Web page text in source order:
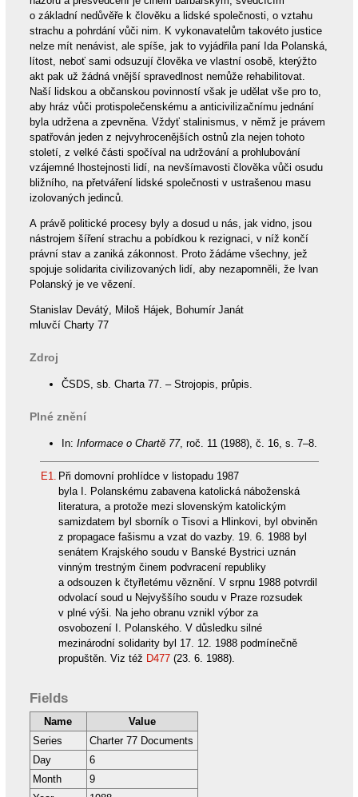
o základní nedůvěře k člověku a lidské společnosti, o vztahu
strachu a pohrdání vůči nim. K vykonavatelům takovéto justice
nelze mít nenávist, ale spíše, jak to vyjádřila paní Ida Polanská,
lítost, neboť sami odsuzují člověka ve vlastní osobě, kterýžto
akt pak už žádná vnější spravedlnost nemůže rehabilitovat.
Naší lidskou a občanskou povinností však je udělat vše pro to,
aby hráz vůči protispolečenskému a anticivilizačnímu jednání
byla udržena a zpevněna. Vždyť stalinismus, v němž je právem
spatřován jeden z nejvyhrocenějších ostnů zla nejen tohoto
století, z velké části spočíval na udržování a prohlubování
vzájemné lhostejnosti lidí, na nevšímavosti člověka vůči osudu
bližního, na přetváření lidské společnosti v ustrašenou masu
izolovaných jedinců.
A právě politické procesy byly a dosud u nás, jak vidno, jsou
nástrojem šíření strachu a pobídkou k rezignaci, v níž končí
právní stav a zaniká zákonnost. Proto žádáme všechny, jež
spojuje solidarita civilizovaných lidí, aby nezapomněli, že Ivan
Polanský je ve vězení.
Stanislav Devátý, Miloš Hájek, Bohumír Janát
mluvčí Charty 77
Zdroj
ČSDS, sb. Charta 77. – Strojopis, průpis.
Plné znění
In: Informace o Chartě 77, roč. 11 (1988), č. 16, s. 7–8.
E1. Při domovní prohlídce v listopadu 1987
byla I. Polanskému zabavena katolická náboženská
literatura, a protože mezi slovenským katolickým
samizdatem byl sborník o Tisovi a Hlinkovi, byl obviněn
z propagace fašismu a vzat do vazby. 19. 6. 1988 byl
senátem Krajského soudu v Banské Bystrici uznán
vinným trestným činem podvracení republiky
a odsouzen k čtyřletému věznění. V srpnu 1988 potvrdil
odvolací soud u Nejvyššího soudu v Praze rozsudek
v plné výši. Na jeho obranu vznikl výbor za
osvobození I. Polanského. V důsledku silné
mezinárodní solidarity byl 17. 12. 1988 podmínečně
propuštěn. Viz též D477(23. 6. 1988).
Fields
Name
Value
Series
Charter 77 Documents
Day
6
Month
9